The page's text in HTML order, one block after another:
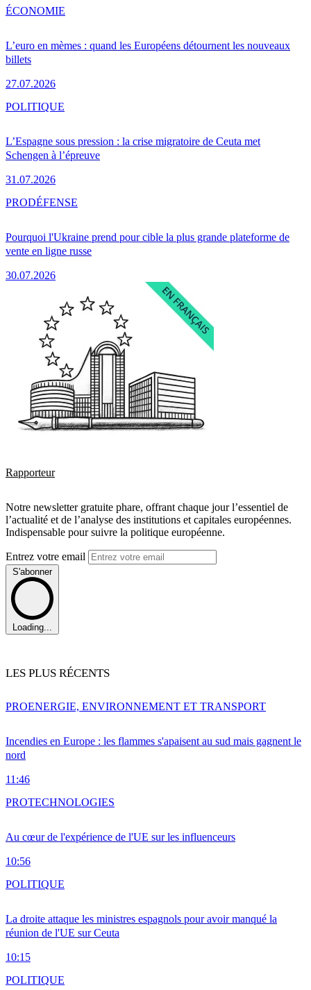
L’euro en mèmes : quand les Européens détournent les nouveaux
billets
27.07.2026
ÉCONOMIE
L’Espagne sous pression : la crise migratoire de Ceuta met
Schengen à l’épreuve
31.07.2026
POLITIQUE
Pourquoi l'Ukraine prend pour cible la plus grande plateforme de
vente en ligne russe
30.07.2026
PRODÉFENSE
Rapporteur
Notre newsletter gratuite phare, offrant chaque jour l’essentiel de
l’actualité et de l’analyse des institutions et capitales européennes.
Indispensable pour suivre la politique européenne.
Entrez votre email
S'abonner
Loading...
LES PLUS RÉCENTS
Incendies en Europe : les flammes s'apaisent au sud mais gagnent le
nord
11:46
PROENERGIE, ENVIRONNEMENT ET TRANSPORT
Au cœur de l'expérience de l'UE sur les influenceurs
10:56
PROTECHNOLOGIES
La droite attaque les ministres espagnols pour avoir manqué la
réunion de l'UE sur Ceuta
10:15
POLITIQUE
POLITIQUE